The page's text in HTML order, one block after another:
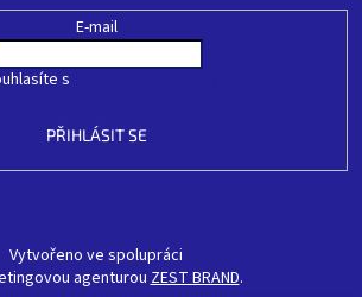
E-mail
s
PŘIHLÁSIT SE
Vytvořeno ve spolupráci
agenturou ZEST BRAND.